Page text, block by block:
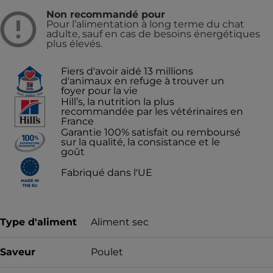
Non recommandé pour
Pour l’alimentation à long terme du chat
adulte, sauf en cas de besoins énergétiques
plus élevés.
Fiers d'avoir aidé 13 millions
d'animaux en refuge à trouver un
foyer pour la vie
Hill’s, la nutrition la plus
recommandée par les vétérinaires en
France
Garantie 100% satisfait ou remboursé
sur la qualité, la consistance et le
goût
Fabriqué dans l'UE
Type d'aliment Aliment sec
Saveur Poulet